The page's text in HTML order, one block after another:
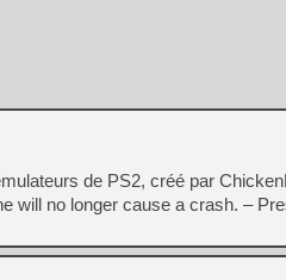
de PS2, créé par
will no longer cause a crash. –